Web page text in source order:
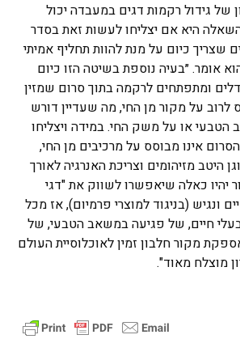
של גידול רקמות דגים במעבדה יכול
היא אם יצליחו לעשות זאת בסדר
שצריך כיום על מנת להוות תחליף אמיתי
אומר. ״בעיה נוספת בשיטה הזו כיום
ומתפתחים לרקמה בתוך סרום שמזין
לרוב על מקור מן החי, מה שעדיין דורש
או על משק החי. במידה ויצליחו
אינו מבוסס על מרכיבים מן החי,
היטב מזיהומים וצריכת האנרגיה לאורך
יהיו כאלה שיאפשרו לשווק את "דגי
ונגיש (בניגוד למוצרי פרמיום), אז מכל
חיים, של פגיעה במשאב הטבעי, של
מקור חלבון זמין לאוכלוסיית העולם
מוצלח מאוד".